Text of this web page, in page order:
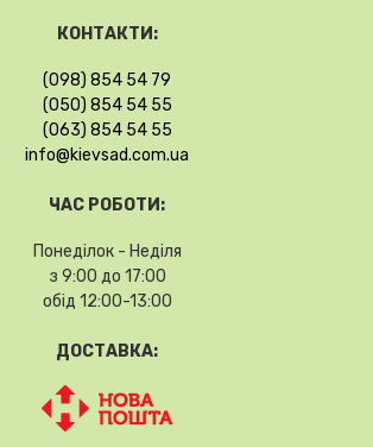
КОНТАКТИ:
(098) 854 54 79
(050) 854 54 55
(063) 854 54 55
info@kievsad.com.ua
ЧАС РОБОТИ:
Понеділок - Неділя
з 9:00 до 17:00
обід 12:00-13:00
ДОСТАВКА: